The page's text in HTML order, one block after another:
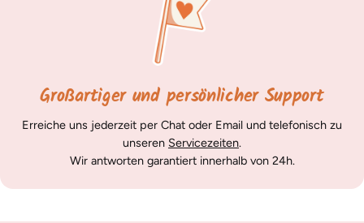
Großartiger und persönlicher Support
Erreiche uns jederzeit per Chat oder Email und telefonisch zu
unseren Servicezeiten.
Wir antworten garantiert innerhalb von 24h.